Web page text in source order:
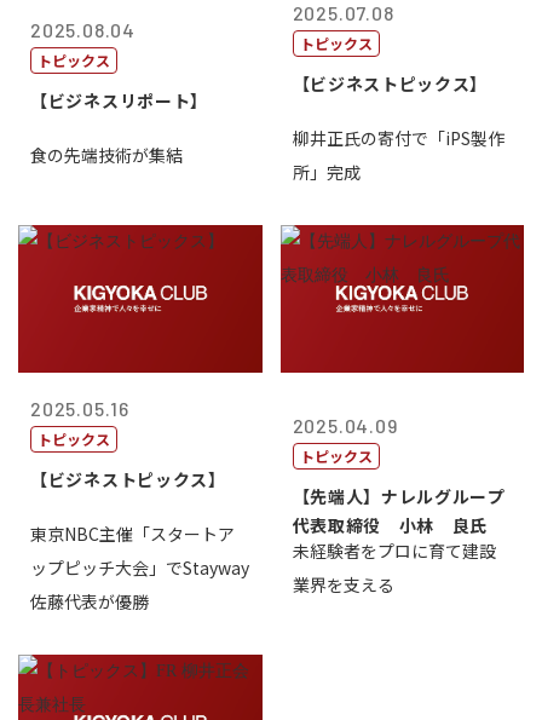
2025.08.04
トピックス
【ビジネスリポート】
食の先端技術が集結
2025.07.08
トピックス
【ビジネストピックス】
柳井正氏の寄付で「iPS製作
所」完成
2025.05.16
トピックス
【ビジネストピックス】
東京NBC主催「スタートア
ップピッチ大会」でStayway
佐藤代表が優勝
2025.04.09
トピックス
【先端人】ナレルグループ
代表取締役 小林 良氏
未経験者をプロに育て建設
業界を支える